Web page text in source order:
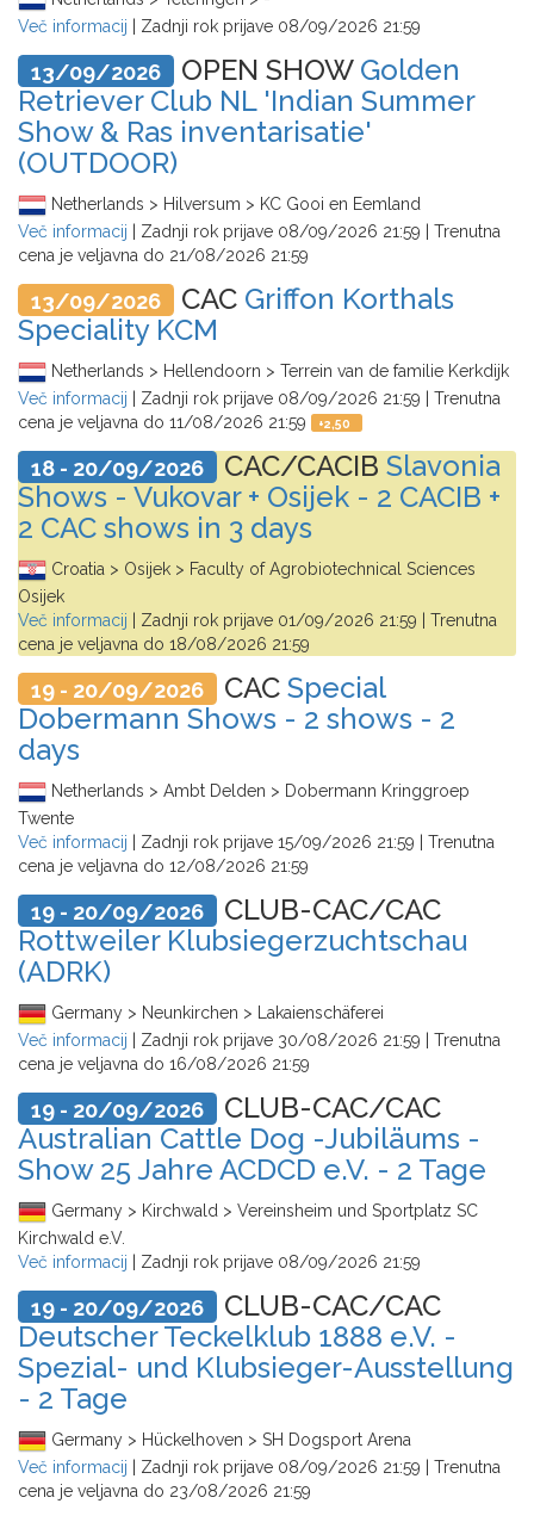
Več informacij
| Zadnji rok prijave 08/09/2026 21:59
13/09/2026 OPEN SHOW Golden
Retriever Club NL 'Indian Summer
Show & Ras inventarisatie'
(OUTDOOR)
Netherlands > Hilversum > KC Gooi en Eemland
Več informacij
| Zadnji rok prijave 08/09/2026 21:59
| Trenutna
cena je veljavna do 21/08/2026 21:59
13/09/2026 CAC Griffon Korthals
Speciality KCM
Netherlands > Hellendoorn > Terrein van de familie Kerkdijk
Več informacij
| Zadnji rok prijave 08/09/2026 21:59
| Trenutna
cena je veljavna do 11/08/2026 21:59 +2,50
18 - 20/09/2026 CAC/CACIB Slavonia
Shows - Vukovar + Osijek - 2 CACIB +
2 CAC shows in 3 days
Croatia > Osijek > Faculty of Agrobiotechnical Sciences
Osijek
Več informacij
| Zadnji rok prijave 01/09/2026 21:59
| Trenutna
cena je veljavna do 18/08/2026 21:59
19 - 20/09/2026 CAC Special
Dobermann Shows - 2 shows - 2
days
Netherlands > Ambt Delden > Dobermann Kringgroep
Twente
Več informacij
| Zadnji rok prijave 15/09/2026 21:59
| Trenutna
cena je veljavna do 12/08/2026 21:59
19 - 20/09/2026 CLUB-CAC/CAC
Rottweiler Klubsiegerzuchtschau
(ADRK)
Germany > Neunkirchen > Lakaienschäferei
Več informacij
| Zadnji rok prijave 30/08/2026 21:59
| Trenutna
cena je veljavna do 16/08/2026 21:59
19 - 20/09/2026 CLUB-CAC/CAC
Australian Cattle Dog -Jubiläums -
Show 25 Jahre ACDCD e.V. - 2 Tage
Germany > Kirchwald > Vereinsheim und Sportplatz SC
Kirchwald e.V.
Več informacij
| Zadnji rok prijave 08/09/2026 21:59
19 - 20/09/2026 CLUB-CAC/CAC
Deutscher Teckelklub 1888 e.V. -
Spezial- und Klubsieger-Ausstellung
- 2 Tage
Germany > Hückelhoven > SH Dogsport Arena
Več informacij
| Zadnji rok prijave 08/09/2026 21:59
| Trenutna
cena je veljavna do 23/08/2026 21:59